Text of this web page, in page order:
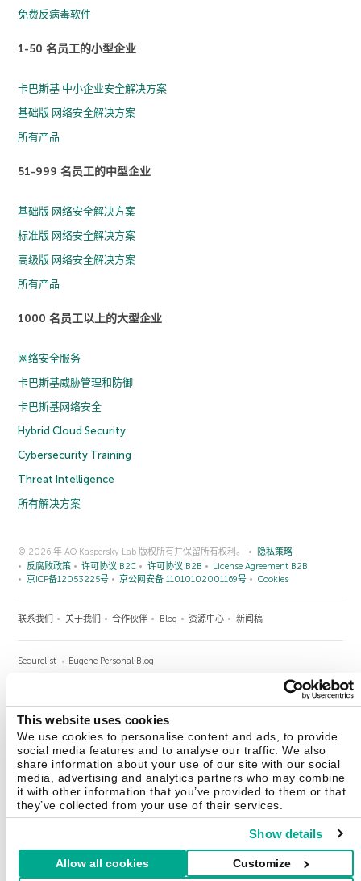
This website uses cookies
We use cookies to personalise content and ads, to provide
social media features and to analyse our traffic. We also
share information about your use of our site with our social
media, advertising and analytics partners who may combine
it with other information that you’ve provided to them or that
they’ve collected from your use of their services.
Show details
Allow all cookies Customize
免费反病毒软件
1-50 名员工的小型企业
卡巴斯基 中小企业安全解决方案
基础版 网络安全解决方案
所有产品
51-999 名员工的中型企业
基础版 网络安全解决方案
标准版 网络安全解决方案
高级版 网络安全解决方案
所有产品
1000 名员工以上的大型企业
网络安全服务
卡巴斯基威胁管理和防御
卡巴斯基网络安全
Hybrid Cloud Security
Cybersecurity Training
Threat Intelligence
所有解决方案
© 2026 年 AO Kaspersky Lab 版权所有并保留所有权利。
隐私策略
反腐败政策
许可协议 B2C 许可协议 B2B
License Agreement B2B
京ICP备12053225号
京公网安备 11010102001169号 Cookies
联系我们 关于我们 合作伙伴 Blog 资源中心 新闻稿
Securelist Eugene Personal Blog
中国 (China)